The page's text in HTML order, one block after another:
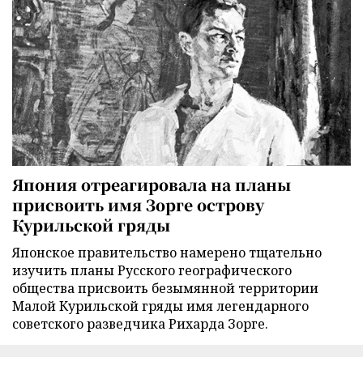
Япония отреагировала на планы
присвоить имя Зорге острову
Курильской гряды
Японское правительство намерено тщательно
изучить планы Русского географического
общества присвоить безымянной территории
Малой Курильской гряды имя легендарного
советского разведчика Рихарда Зорге.